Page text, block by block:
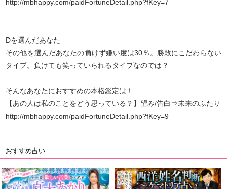
http://mbhappy.com/paidFortuneDetail.php?fKey=7
Dを選んだあなた
その他を選んだあなたの負けず嫌い度は30％。勝敗にこだわらない
タイプ。負けても笑っていられるタイプなのでは？
そんなあなたにおすすめの本格鑑定は！
【あの人は私のことをどう思っている？】望み/告白⇒未来のふたり
http://mbhappy.com/paidFortuneDetail.php?fKey=9
おすすめ占い